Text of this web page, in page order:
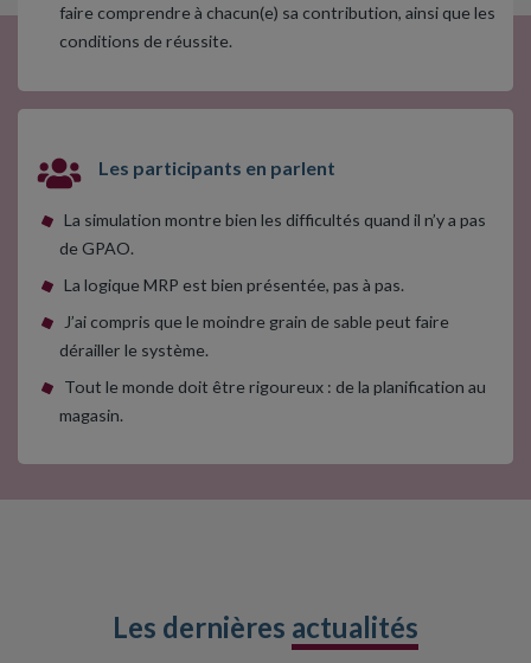
faire comprendre à chacun(e) sa contribution, ainsi que les
conditions de réussite.
Les participants en parlent
La simulation montre bien les difficultés quand il n’y a pas
de GPAO.
La logique MRP est bien présentée, pas à pas.
J’ai compris que le moindre grain de sable peut faire
dérailler le système.
Tout le monde doit être rigoureux : de la planification au
magasin.
Les dernières actualités